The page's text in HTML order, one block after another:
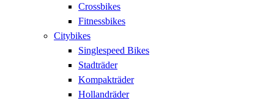
Crossbikes
Fitnessbikes
Citybikes
Singlespeed Bikes
Stadträder
Kompakträder
Hollandräder